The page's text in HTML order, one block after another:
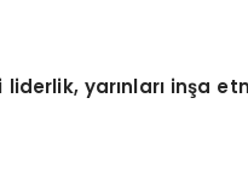
liderlik, yarınları inşa